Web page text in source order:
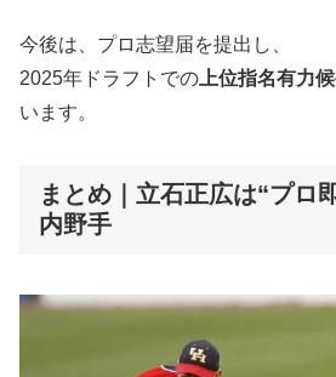
今後は、プロ志望届を提出し、
2025年ドラフトでの上位指名有力
います。
まとめ｜立石正広は“プロ
内野手